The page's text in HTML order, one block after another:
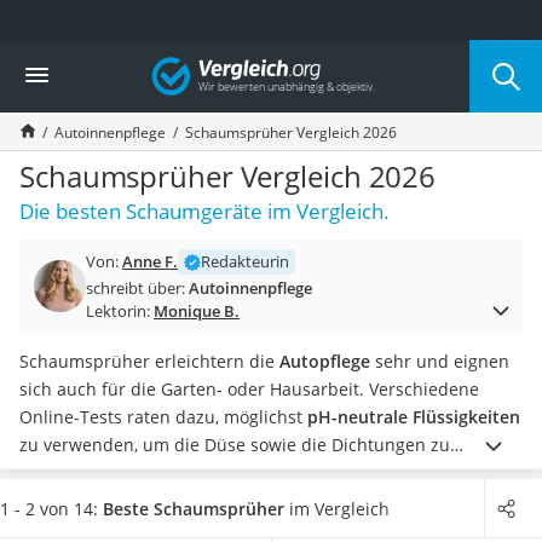
Die beliebtesten Vergleiche nach Kategorie
Auto & Motor
Fahrradträger-Anhängerkupplung (4 Fahrräder)
Fahrradträger
Fahrradträger (Anhängerkupplung)
Fahrradträger 3 Fahrräder
Benzinkanister (20 l)
Fahrradträger E-Bike
Benzinkanister
Wagenheber 3t
AGM-Batterie Wohnmobil
Thule-Fahrradträger
FM-Transmitter
Sommerreifen 205/55 R16
Autobatterie-Ladegerät
Vergleich
Autoinnenpflege Schaumsprüher Vergleich 2026
Schaumsprüher Vergleich 2026
Die besten Schaumgeräte im Vergleich.
Von:Anne F.
Redakteurin
schreibt über:Autoinnenpflege
Lektorin: Monique B.
Schaumsprüher erleichtern die Autopflege sehr und eignen
sich auch für die Garten- oder Hausarbeit. Verschiedene
Online-Tests raten dazu, möglichst pH-neutrale Flüssigkeiten
zu verwenden, um die Düse sowie die Dichtungen zu
schonen. Ein Sicherheitsventil sorgt dafür, dass der
Überdruck im Schaumerzeuger sicher abgelassen wird.
Sie
1 - 2 von 14: Beste Schaumsprüher im Vergleich